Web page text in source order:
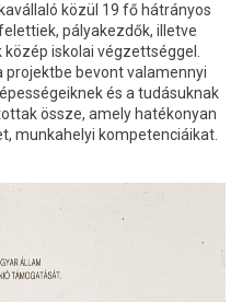
közül 19 fő hátrányos
pályakezdők, illetve
iskolai végzettséggel.
projektbe bevont valamennyi
és a tudásuknak
össze, amely hatékonyan
munkahelyi kompetenciáikat.